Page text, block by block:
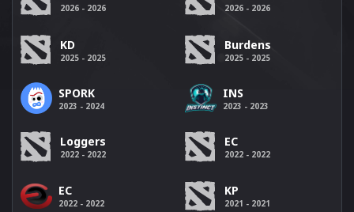
2026 - 2026 2026 - 2026
KD
2025 - 2025
Burdens
2025 - 2025
SPORK
2023 - 2024
INS
2023 - 2023
Loggers
2022 - 2022
EC
2022 - 2022
EC
2022 - 2022
KP
2021 - 2021